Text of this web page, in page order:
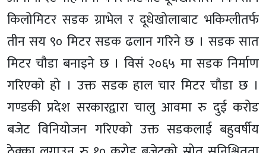
किलोमिटर सडक ग्राभेल र दूधेखोलाबाट भकिम्लीतर्फ
तीन सय ९० मिटर सडक ढलान गरिने छ । सडक सात
मिटर चौडा बनाइने छ । विसं २०६५ मा सडक निर्माण
गरिएको हो । उक्त सडक हाल चार मिटर चौडा छ ।
गण्डकी प्रदेश सरकारद्वारा चालु आवमा रु दुई करोड
बजेट विनियोजन गरिएको उक्त सडकलाई बहुवर्षीय